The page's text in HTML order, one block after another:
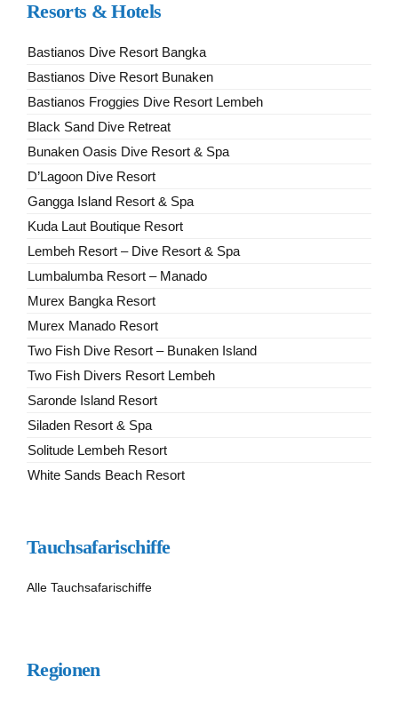
Resorts & Hotels
Bastianos Dive Resort Bangka
Bastianos Dive Resort Bunaken
Bastianos Froggies Dive Resort Lembeh
Black Sand Dive Retreat
Bunaken Oasis Dive Resort & Spa
D’Lagoon Dive Resort
Gangga Island Resort & Spa
Kuda Laut Boutique Resort
Lembeh Resort – Dive Resort & Spa
Lumbalumba Resort – Manado
Murex Bangka Resort
Murex Manado Resort
Two Fish Dive Resort – Bunaken Island
Two Fish Divers Resort Lembeh
Saronde Island Resort
Siladen Resort & Spa
Solitude Lembeh Resort
White Sands Beach Resort
Tauchsafarischiffe
Alle Tauchsafarischiffe
Regionen